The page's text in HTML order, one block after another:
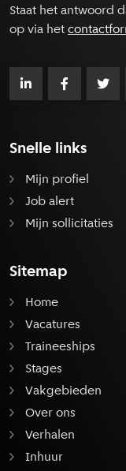
Staat het antwoord
op via het
Snelle links
Mijn profiel
Job alert
Mijn sollicitaties
Sitemap
Home
Vacatures
Traineeships
Stages
Vakgebieden
Over ons
Verhalen
Inhuur